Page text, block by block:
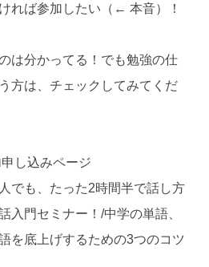
れば参加したい（← 本音）！
は分かってる！でも勉強の仕
方は、チェックしてみてくだ
し込みページ
でも、たった2時間半で話し方
入門セミナー！/中学の単語、
を底上げするための3つのコツ